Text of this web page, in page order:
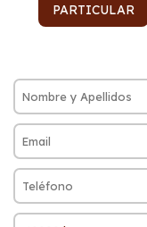
PARTICULAR